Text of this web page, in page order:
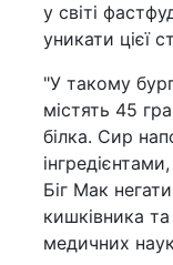
у світі
уникати цієї
"У такому
містять 45
білка. Сир
Біг Мак
кишківника
медичних